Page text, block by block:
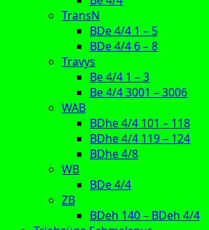
TransN
BDe 4/4 1 – 5
BDe 4/4 6 – 8
Travys
Be 4/4 1 – 3
Be 4/4 3001 – 3006
WAB
BDhe 4/4 101 – 118
BDhe 4/4 119 – 124
BDhe 4/8
WB
BDe 4/4
ZB
BDeh 140 – BDeh 4/4